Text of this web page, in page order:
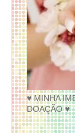
♥ MINHA
DOAÇÃO ♥